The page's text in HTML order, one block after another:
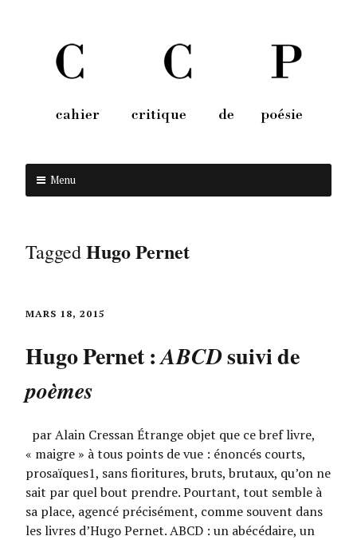
Menu
TaggedHugo Pernet
MARS 18, 2015
Hugo Pernet :ABCDsuivi de
poèmes
par Alain Cressan Étrange objet que ce bref livre,
« maigre » à tous points de vue : énoncés courts,
prosaïques1, sans fioritures, bruts, brutaux, qu’on ne
sait par quel bout prendre. Pourtant, tout semble à
sa place, agencé précisément, comme souvent dans
les livres d’Hugo Pernet. ABCD : un abécédaire, un